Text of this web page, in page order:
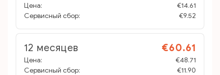
Цена:
€14.61
Сервисный сбор:
€9.52
12 месяцев €60.61
Цена:
€48.71
Сервисный сбор:
€11.90